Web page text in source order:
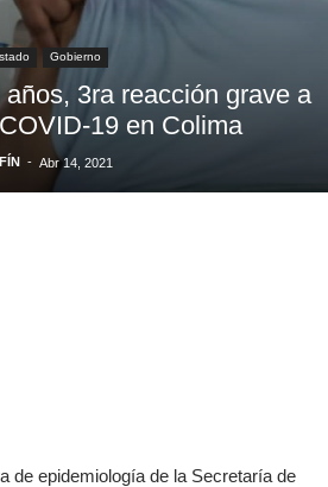
Gobierno
3ra reacción grave a
19 en Colima
- Abr 14, 2021
de epidemiología de la Secretaría de